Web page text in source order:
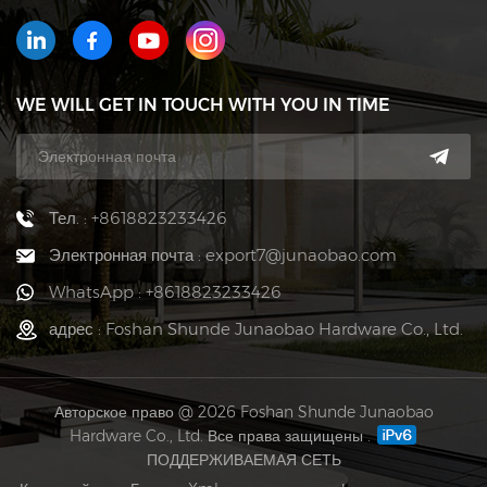
WE WILL GET IN TOUCH WITH YOU IN TIME
Тел. : +8618823233426
Электронная почта : export7@junaobao.com
WhatsApp : +8618823233426
адрес : Foshan Shunde Junaobao Hardware Co., Ltd.
Авторское право @ 2026 Foshan Shunde Junaobao
Hardware Co., Ltd. Все права защищены .
ПОДДЕРЖИВАЕМАЯ СЕТЬ